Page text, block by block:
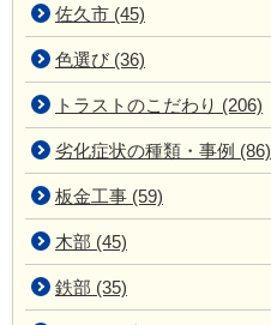
佐久市 (45)
色選び (36)
トラストのこだわり (206)
劣化症状の種類・事例 (86)
板金工事 (59)
木部 (45)
鉄部 (35)